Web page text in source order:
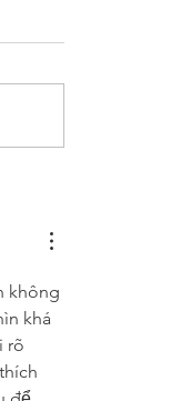
không
khá
rõ